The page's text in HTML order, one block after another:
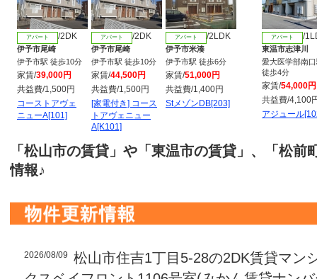
アパート /2DK
伊予市尾崎
伊予市駅 徒歩10分
家賃/39,000円
共益費/1,500円
コーストアヴェ
ニューA[101]
アパート /2DK
伊予市尾崎
伊予市駅 徒歩10分
家賃/44,500円
共益費/1,500円
[家電付き] コース
トアヴェニュー
A[K101]
アパート /2LDK
伊予市米湊
伊予市駅 徒歩6分
家賃/51,000円
共益費/1,400円
StメゾンDB[203]
アパート /
東温市志津川
愛大医学部南
徒歩4分
家賃/54,000円
共益費/4,100
アジュール
「松山市の賃貸」や「東温市の賃貸」、「松前
情報♪
2026/08/09
松山市住吉1丁目5-28の2DK賃貸マン